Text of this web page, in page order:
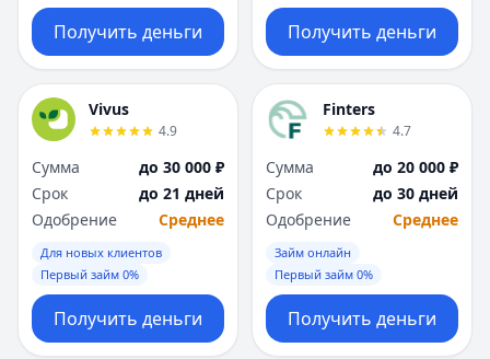
Получить деньги Получить деньги
Vivus
4.9
Сумма
до 30 000 ₽
Срок
до 21 дней
Одобрение
Среднее
Для новых клиентов
Первый займ 0%
Получить деньги
Finters
4.7
Сумма
до 20 000 ₽
Срок
до 30 дней
Одобрение
Среднее
Займ онлайн
Первый займ 0%
Получить деньги